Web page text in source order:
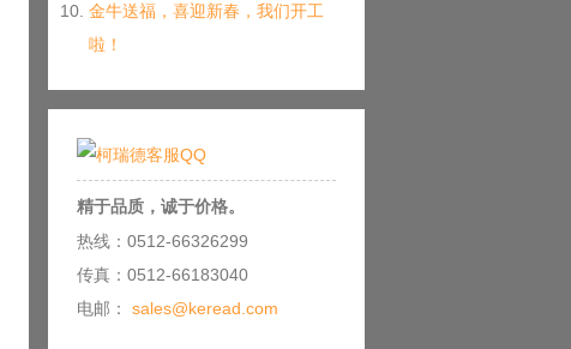
金牛送福，喜迎新春，我们开工
啦！
精于品质，诚于价格。
热线：0512-66326299
传真：0512-66183040
电邮： sales@keread.com